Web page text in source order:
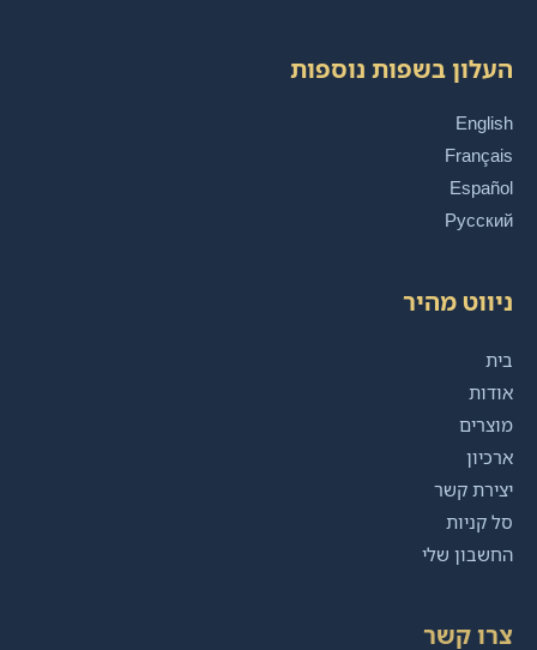
העלון בשפות נוספות
English
Français
Español
Русский
ניווט מהיר
בית
אודות
מוצרים
ארכיון
יצירת קשר
סל קניות
החשבון שלי
צרו קשר